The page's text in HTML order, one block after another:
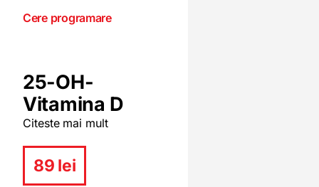
Cere programare
25-OH-
Vitamina D
Citeste mai mult
89 lei